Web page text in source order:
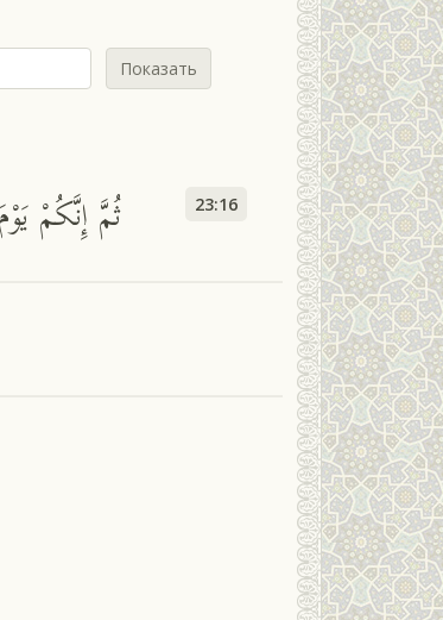
Показать
ثُمَّ إِنَّكُمْ 23:16